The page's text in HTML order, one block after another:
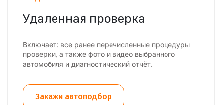
Удаленная проверка
Включает: все ранее перечисленные процедуры
проверки, а также фото и видео выбранного
автомобиля и диагностический отчёт.
Закажи автоподбор